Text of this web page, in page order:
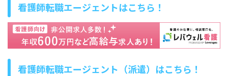
看護師転職エージェントはこちら！
看護師転職エージェント（派遣）はこちら！